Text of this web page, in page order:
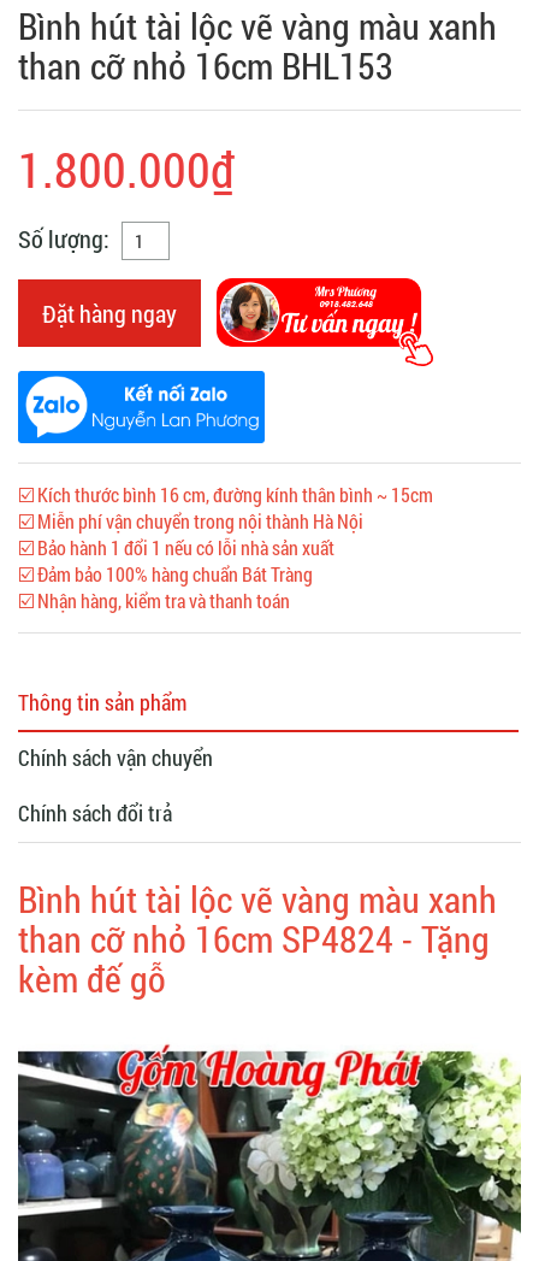
Bình hút tài lộc vẽ vàng màu xanh
than cỡ nhỏ 16cm BHL153
1.800.000₫
Số lượng:
Đặt hàng ngay
☑️ Kích thước bình 16 cm, đường kính thân bình ~ 15cm
☑️ Miễn phí vận chuyển trong nội thành Hà Nội
☑️ Bảo hành 1 đổi 1 nếu có lỗi nhà sản xuất
☑️ Đảm bảo 100% hàng chuẩn Bát Tràng
☑️ Nhận hàng, kiểm tra và thanh toán
Thông tin sản phẩm
Chính sách vận chuyển
Chính sách đổi trả
Bình hút tài lộc vẽ vàng màu xanh
than cỡ nhỏ 16cm SP4824 - Tặng
kèm đế gỗ